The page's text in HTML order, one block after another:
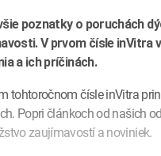
Žiadanky a tlačivá
Lymská borelióza
poznatky o poruchách
V prvom čísle inVitra
a ich príčinách.
tohtoročnom čísle inVitra
Popri článkoch od našich
zaujímavostí a noviniek.